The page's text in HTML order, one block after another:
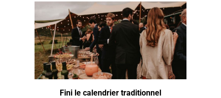
Fini le calendrier traditionnel